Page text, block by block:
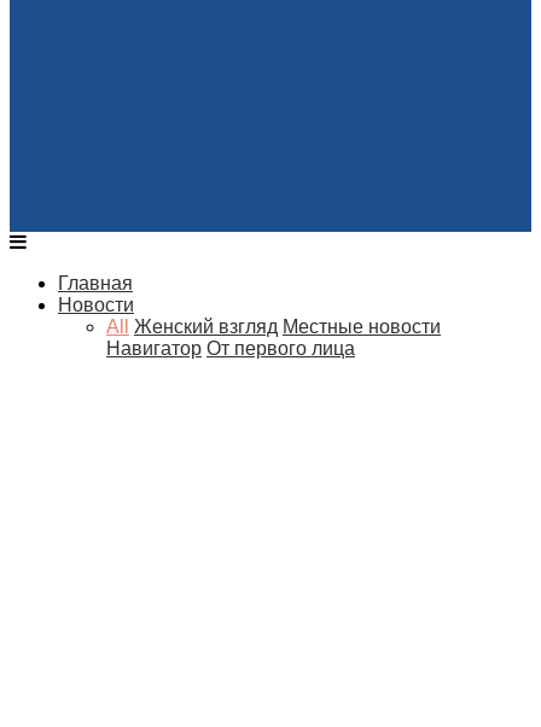
Главная
Новости
All
Женский взгляд Местные новости
Навигатор От первого лица